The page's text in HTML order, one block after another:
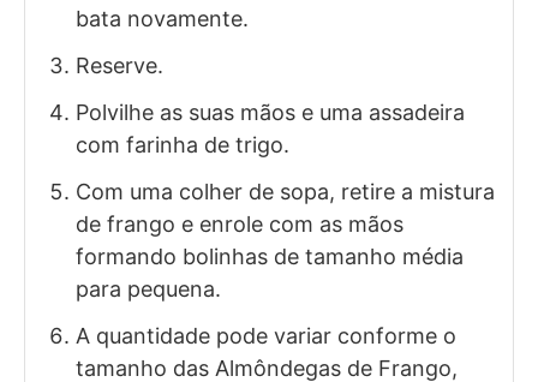
bata novamente.
Reserve.
Polvilhe as suas mãos e uma assadeira
com farinha de trigo.
Com uma colher de sopa, retire a mistura
de frango e enrole com as mãos
formando bolinhas de tamanho média
para pequena.
A quantidade pode variar conforme o
tamanho das Almôndegas de Frango,